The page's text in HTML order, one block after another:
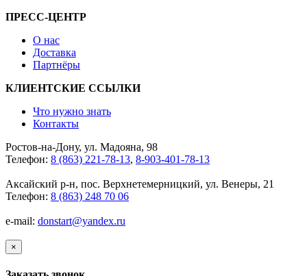
ПРЕСС-ЦЕНТР
О нас
Доставка
Партнёры
КЛИЕНТСКИЕ ССЫЛКИ
Что нужно знать
Контакты
Ростов-на-Дону, ул. Мадояна, 98
Телефон: 8 (863) 221-78-13, 8-903-401-78-13
Аксайский р-н, пос. Верхнетемерницкий, ул. Венеры, 21
Телефон: 8 (863) 248 70 06
e-mail: donstart@yandex.ru
×